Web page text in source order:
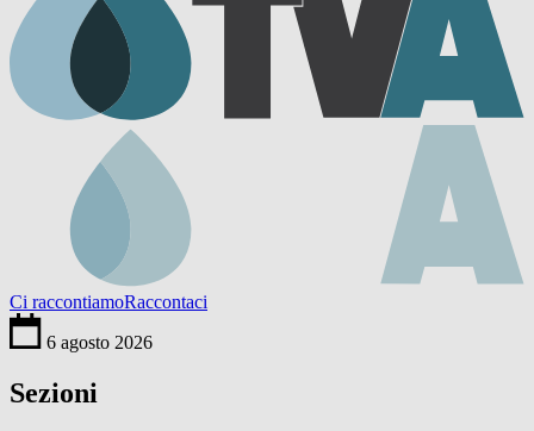
Ci raccontiamoRaccontaci
6 agosto 2026
Sezioni